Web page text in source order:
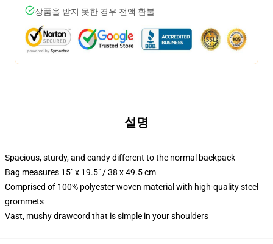
상품을 받지 못한 경우 전액 환불
설명
Spacious, sturdy, and candy different to the normal backpack
Bag measures 15" x 19.5" / 38 x 49.5 cm
Comprised of 100% polyester woven material with high-quality steel
grommets
Vast, mushy drawcord that is simple in your shoulders